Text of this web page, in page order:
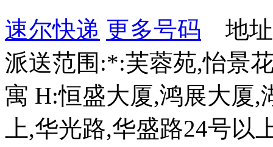
速尔快递 更多号码 地址
派送范围:*:芙蓉苑,怡景
寓 H:恒盛大厦,鸿展大厦,
上,华光路,华盛路24号以